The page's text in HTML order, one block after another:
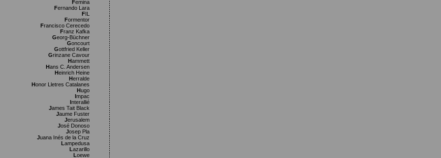
Femina
Fernando Lara
FIL
Formentor
Francisco Cerecedo
Franz Kafka
Georg-Büchner
Goncourt
Gottfried Keller
Grinzane Cavour
Hammett
Hans C. Andersen
Heinrich Heine
Herralde
Honor Lletres Catalanes
Hugo
Impac
Interallié
James Tait Black
Jaume Fuster
Jerusalem
José Donoso
Josep Pla
Juana Inés de la Cruz
Lampedusa
Lazarillo
Loewe